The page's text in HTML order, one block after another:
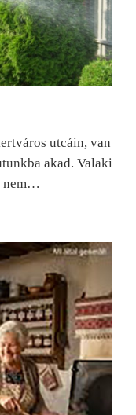
utcáin, van
akad. Valaki
nem…